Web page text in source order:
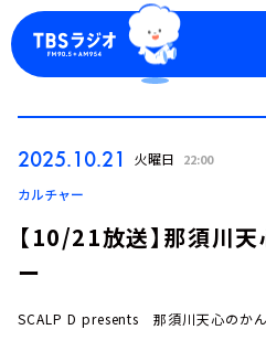
2025.10.21 火曜日 22:00
カルチャー
【10/21放送】那須川
ー
SCALP D presents 那須川天心のか